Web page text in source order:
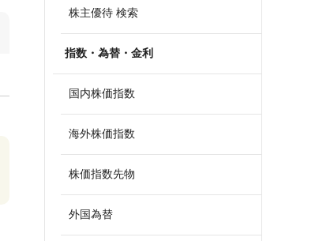
株主優待 検索
指数・為替・金利
国内株価指数
海外株価指数
株価指数先物
外国為替